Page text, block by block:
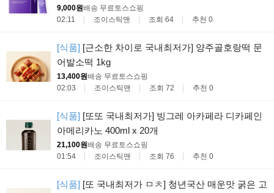
9,000원배송 무료토스쇼핑
02:11
조이스틱맨 조회 64 추천 0
[식품] [근소한 차이로 국내최저가] 양주골호랑떡 문
어발소떡 1kg
13,400원배송 무료토스쇼핑
02:03
조이스틱맨 조회 72 추천 0
[식품] [또또 국내최저가] 빙그레 아카페라 디카페인
아메리카노 400ml x 20개
21,100원배송 무료토스쇼핑
01:54
조이스틱맨 조회 76 추천 0
[식품] [또 국내최저가 ㅁㅊ] 청년국산 매운맛 굵은 고